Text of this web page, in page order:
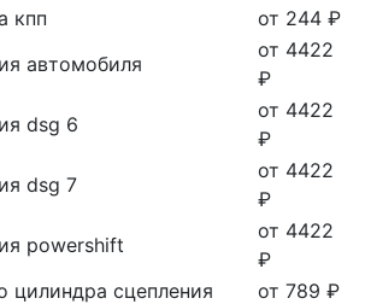
кпп
от 244 ₽
автомобиля
от 4422
₽
dsg 6
от 4422
₽
dsg 7
от 4422
₽
powershift
от 4422
₽
цилиндра сцепления
от 789 ₽